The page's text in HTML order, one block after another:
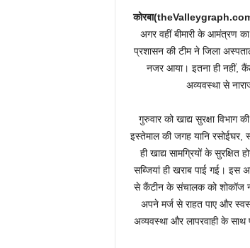
अगर वहीं बीमारी के आमंत्रण
प्रशासन की टीम ने जिला
नजर आया। इतना ही नहीं,
अव्यवस्था से
गुरुवार को खाद्य सुरक्षा
इस्तेमाल की जगह यानि
ही खाद्य सामग्रियों के
सब्जियां ही खराब पाई गई। इस
से कैंटीन के संचालक को शोकॉज
अपने मर्ज से राहत पाए और
अव्यवस्था और लापरवाही के साथ